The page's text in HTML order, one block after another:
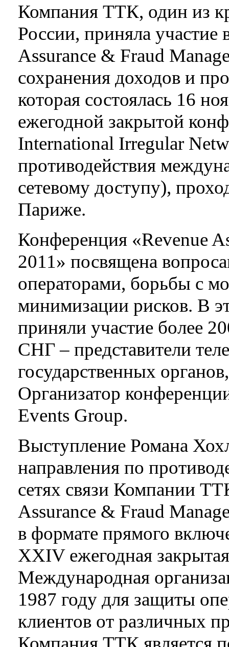
Компания ТТК, один из
России, приняла
Assurance & Fraud
сохранения доходов и
которая состоялась 16
ежегодной закрытой
International Irregular
противодействия
сетевому доступу),
Париже.
Конференция «Revenue
2011» посвящена
операторами, борьбы с
минимизации рисков. В
приняли участие более
СНГ – представители
государственных
Организатор
Events Group.
Выступление Романа
направления по
сетях связи Компании
Assurance & Fraud
в формате прямого
XXIV ежегодная
Международная
1987 году для защиты
клиентов от различных